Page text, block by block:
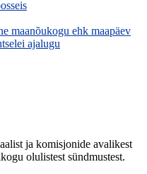
maanõukogu ehk maapäev
ajalugu
ja komisjonide avalikest
olulistest sündmustest.